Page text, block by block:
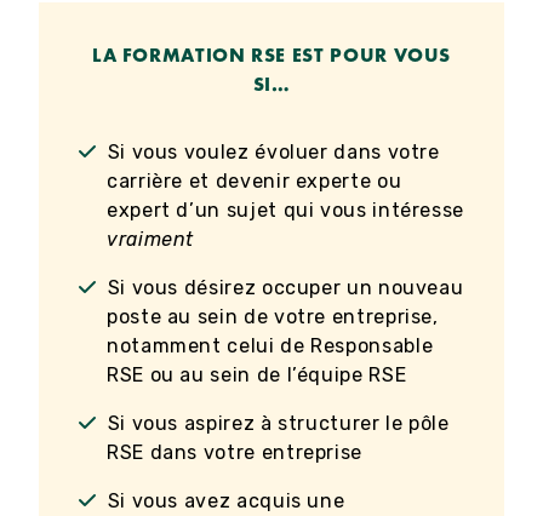
LA FORMATION RSE EST POUR VOUS
SI…
Si vous voulez évoluer dans votre
carrière et devenir experte ou
expert d’un sujet qui vous intéresse
vraiment
Si vous désirez occuper un nouveau
poste au sein de votre entreprise,
notamment celui de Responsable
RSE ou au sein de l’équipe RSE
Si vous aspirez à structurer le pôle
RSE dans votre entreprise
Si vous avez acquis une